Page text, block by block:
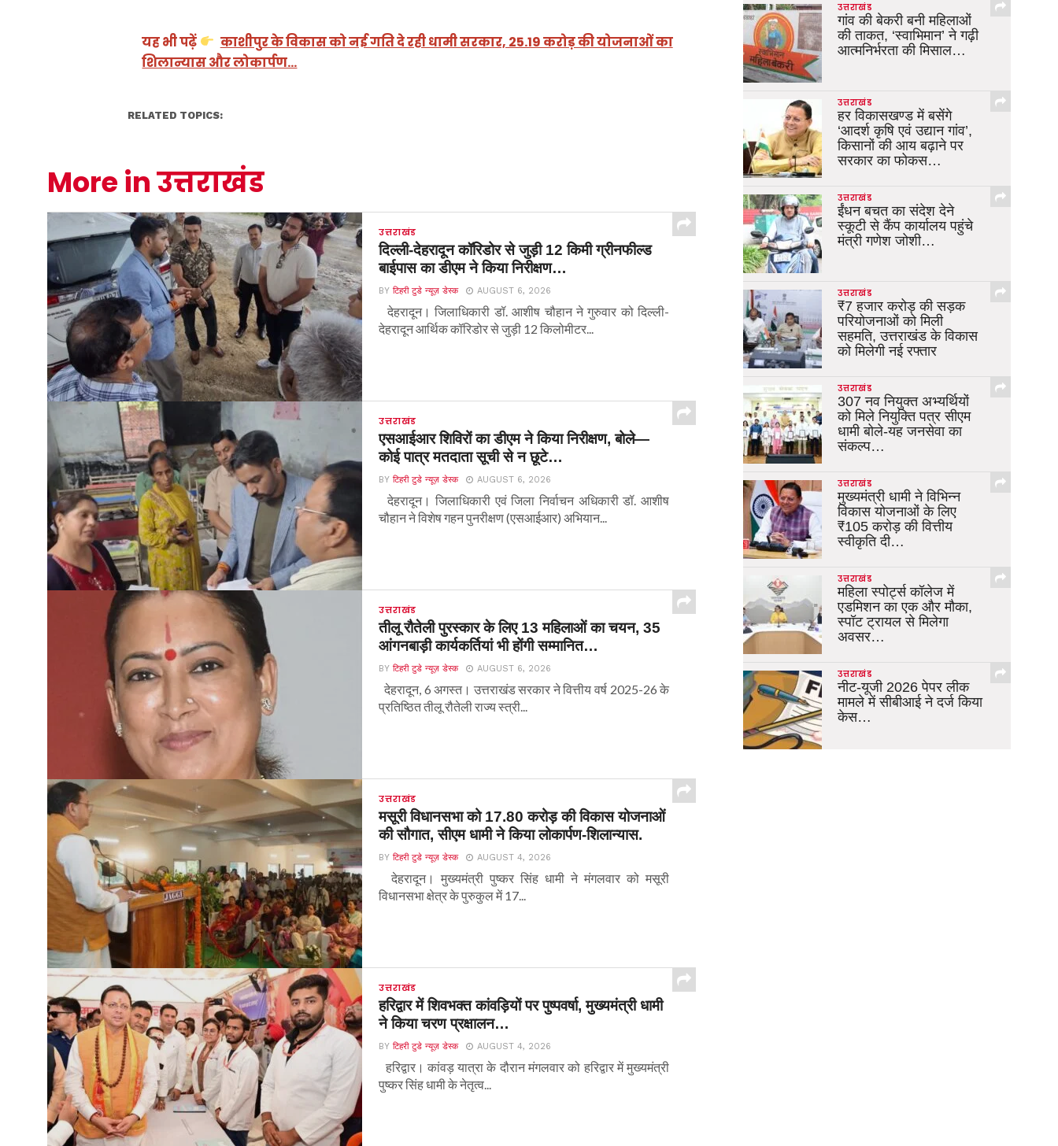
यह भी पढ़ें
काशीपुर के विकास को नई गति दे रही धामी सरकार, 25.19 करोड़ की योजनाओं का
शिलान्यास और लोकार्पण…
RELATED TOPICS:
More in उत्तराखंड
उत्तराखंड
दिल्ली-देहरादून कॉरिडोर से जुड़ी 12 किमी ग्रीनफील्ड
बाईपास का डीएम ने किया निरीक्षण…
BYटिहरी टुडे न्यूज़ डेस्क AUGUST 6, 2026
देहरादून। जिलाधिकारी डॉ. आशीष चौहान ने गुरुवार को दिल्ली-
देहरादून आर्थिक कॉरिडोर से जुड़ी 12 किलोमीटर...
उत्तराखंड
एसआईआर शिविरों का डीएम ने किया निरीक्षण, बोले—
कोई पात्र मतदाता सूची से न छूटे…
BYटिहरी टुडे न्यूज़ डेस्क AUGUST 6, 2026
देहरादून। जिलाधिकारी एवं जिला निर्वाचन अधिकारी डॉ. आशीष
चौहान ने विशेष गहन पुनरीक्षण (एसआईआर) अभियान...
उत्तराखंड
तीलू रौतेली पुरस्कार के लिए 13 महिलाओं का चयन, 35
आंगनबाड़ी कार्यकर्तियां भी होंगी सम्मानित…
BYटिहरी टुडे न्यूज़ डेस्क AUGUST 6, 2026
देहरादून, 6 अगस्त। उत्तराखंड सरकार ने वित्तीय वर्ष 2025-26 के
प्रतिष्ठित तीलू रौतेली राज्य स्त्री...
उत्तराखंड
मसूरी विधानसभा को 17.80 करोड़ की विकास योजनाओं
की सौगात, सीएम धामी ने किया लोकार्पण-शिलान्यास.
BYटिहरी टुडे न्यूज़ डेस्क AUGUST 4, 2026
देहरादून। मुख्यमंत्री पुष्कर सिंह धामी ने मंगलवार को मसूरी
विधानसभा क्षेत्र के पुरुकुल में 17...
उत्तराखंड
हरिद्वार में शिवभक्त कांवड़ियों पर पुष्पवर्षा, मुख्यमंत्री धामी
ने किया चरण प्रक्षालन…
BYटिहरी टुडे न्यूज़ डेस्क AUGUST 4, 2026
हरिद्वार। कांवड़ यात्रा के दौरान मंगलवार को हरिद्वार में मुख्यमंत्री
पुष्कर सिंह धामी के नेतृत्व...
उत्तराखंड
गांव की बेकरी बनी महिलाओं
की ताकत, ‘स्वाभिमान’ ने गढ़ी
आत्मनिर्भरता की मिसाल…
उत्तराखंड
हर विकासखण्ड में बसेंगे
‘आदर्श कृषि एवं उद्यान गांव’,
किसानों की आय बढ़ाने पर
सरकार का फोकस…
उत्तराखंड
ईंधन बचत का संदेश देने
स्कूटी से कैंप कार्यालय पहुंचे
मंत्री गणेश जोशी…
उत्तराखंड
₹7 हजार करोड़ की सड़क
परियोजनाओं को मिली
सहमति, उत्तराखंड के विकास
को मिलेगी नई रफ्तार
उत्तराखंड
307 नव नियुक्त अभ्यर्थियों
को मिले नियुक्ति पत्र सीएम
धामी बोले-यह जनसेवा का
संकल्प…
उत्तराखंड
मुख्यमंत्री धामी ने विभिन्न
विकास योजनाओं के लिए
₹105 करोड़ की वित्तीय
स्वीकृति दी…
उत्तराखंड
महिला स्पोर्ट्स कॉलेज में
एडमिशन का एक और मौका,
स्पॉट ट्रायल से मिलेगा
अवसर…
उत्तराखंड
नीट-यूजी 2026 पेपर लीक
मामले में सीबीआई ने दर्ज किया
केस…